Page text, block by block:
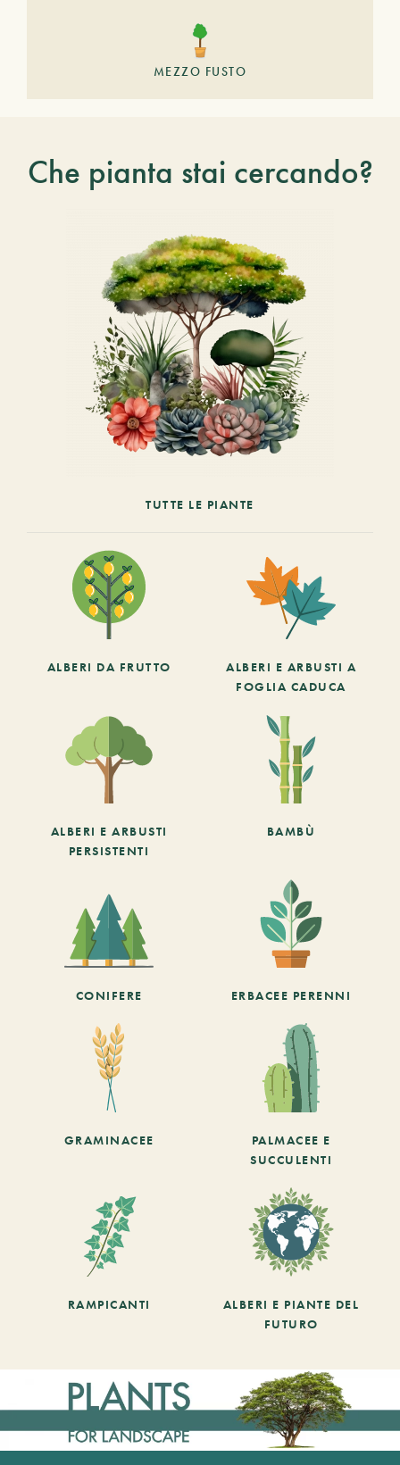
MEZZO FUSTO
Che pianta stai cercando?
TUTTE LE PIANTE
ALBERI DA FRUTTO
ALBERI E ARBUSTI A
FOGLIA CADUCA
ALBERI E ARBUSTI
PERSISTENTI
BAMBÙ
CONIFERE ERBACEE PERENNI
GRAMINACEE
PALMACEE E
SUCCULENTI
RAMPICANTI
ALBERI E PIANTE DEL
FUTURO